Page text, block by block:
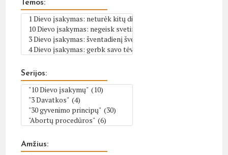
Temos:
Serijos:
Amžius: